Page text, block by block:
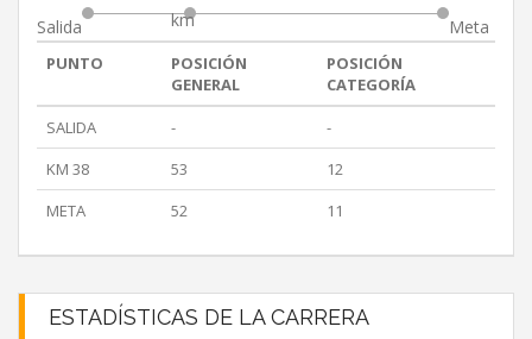
Salida
km
Meta
PUNTO
POSICIÓN
GENERAL
POSICIÓN
CATEGORÍA
SALIDA
-
-
KM 38
53
12
META
52 11
ESTADÍSTICAS DE LA CARRERA